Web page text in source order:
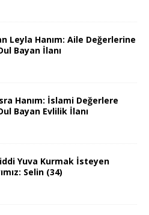
Leyla Hanım: Aile Değerlerine
Bayan İlanı
Hanım: İslami Değerlere
Bayan Evlilik İlanı
Yuva Kurmak İsteyen
Selin (34)